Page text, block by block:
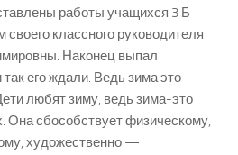
работы учащихся 3 Б
своего классного руководителя
Наконец выпал
его ждали. Ведь зима это
любят зиму, ведь зима-это
Она сбособствует физическому,
художественно —